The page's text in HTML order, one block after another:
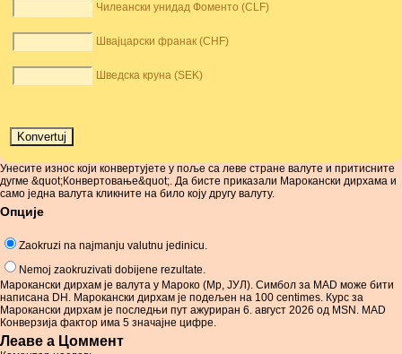
Чилеански унидад Фоменто (CLF)
Швајцарски франак (CHF)
Шведска круна (SEK)
Унесите износ који конвертујете у поље са леве стране валуте и притисните
дугме &quot;Конвертовање&quot;. Да бисте приказали Марокански дирхама и
само једна валута кликните на било коју другу валуту.
Опције
Zaokruzi na najmanju valutnu jedinicu.
Nemoj zaokruzivati dobijene rezultate.
Марокански дирхам је валута у Мароко (Мр, ЈУЛ). Симбол за MAD може бити
написана DH. Марокански дирхам је подељен на 100 centimes. Курс за
Марокански дирхам је последњи пут ажуриран 6. август 2026 од MSN. MAD
Конверзија фактор има 5 значајне цифре.
Леаве а Цоммент